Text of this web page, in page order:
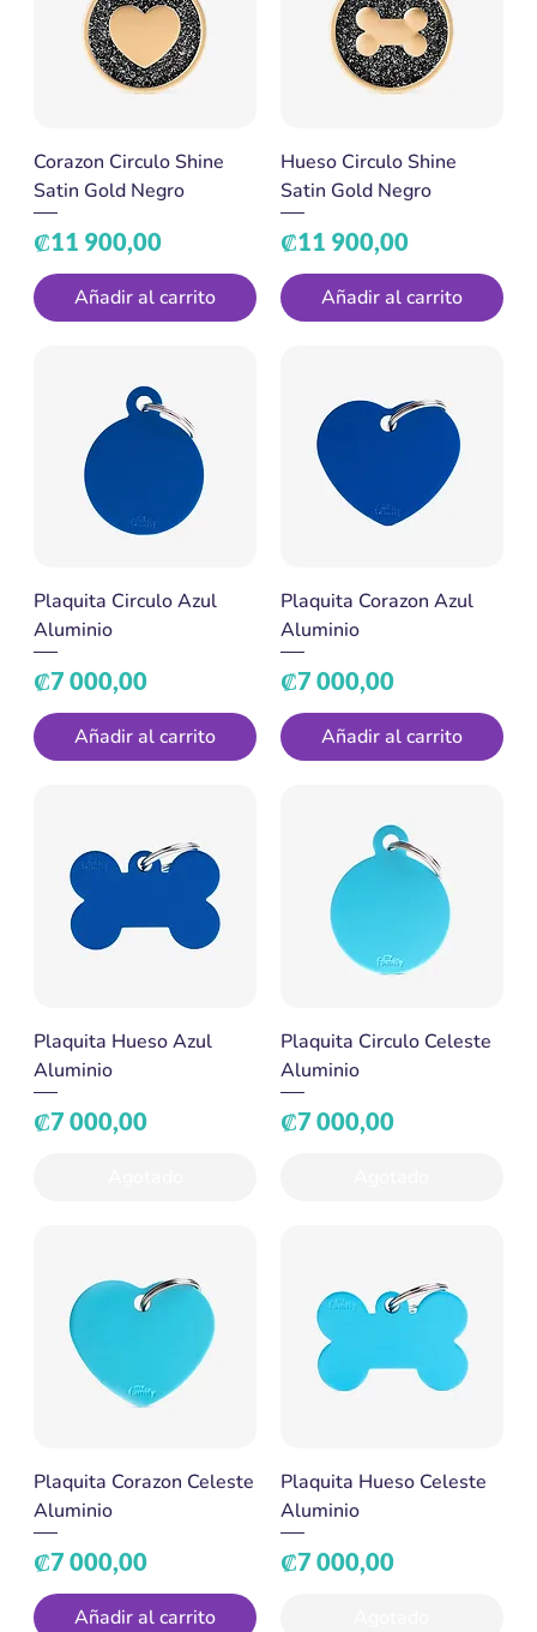
Corazon Circulo Shine
Satin Gold Negro
Precio
₡11 900,00
Añadir al carrito
Hueso Circulo Shine
Satin Gold Negro
Precio
₡11 900,00
Añadir al carrito
Plaquita Circulo Azul
Aluminio
Precio
₡7 000,00
Añadir al carrito
Plaquita Corazon Azul
Aluminio
Precio
₡7 000,00
Añadir al carrito
Plaquita Hueso Azul
Aluminio
Precio
₡7 000,00
Plaquita Circulo Celeste
Aluminio
Precio
₡7 000,00
Plaquita Corazon Celeste
Aluminio
Precio
₡7 000,00
Añadir al carrito
Plaquita Hueso Celeste
Aluminio
Precio
₡7 000,00